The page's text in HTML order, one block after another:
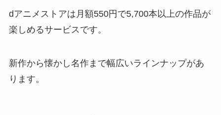
dアニメストアは月額550円で5,700本以上の作品が
楽しめるサービスです。
新作から懐かし名作まで幅広いラインナップがあ
ります。